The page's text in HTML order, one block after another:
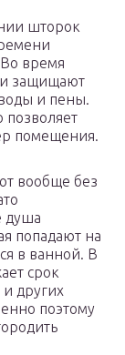
шторок
время
и защищают
и пены.
помещения.
вообще без
душа
попадают на
в ванной. В
срок
других
поэтому